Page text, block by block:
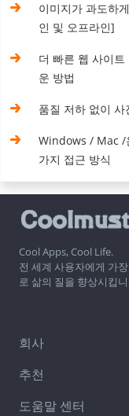
이미지가 과도하
인 및 오프라인]
더 빠른 웹 사이
운 방법
품질 저하 없이
Windows / Mac /
가지 접근 방식
Cool Apps, Cool Life.
전 세계 사용자에게 가
로 삶의 질을 향상시킵
회사
추천
도움말 센터